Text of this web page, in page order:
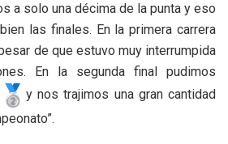
a solo una décima de la punta y eso
las finales. En la primera carrera
de que estuvo muy interrumpida
En la segunda final pudimos
y nos trajimos una gran cantidad